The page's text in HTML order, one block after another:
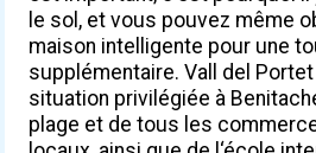
le sol, et vous pouvez même
maison intelligente pour une
supplémentaire. Vall del
situation privilégiée à
plage et de tous les